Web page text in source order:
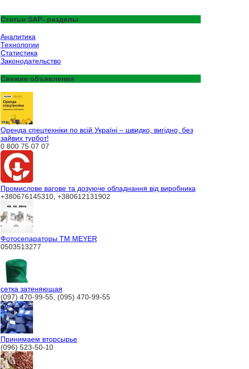
Статьи SAP- разделы
Аналитика
Технологии
Статистика
Законодательство
Свежие объявления
Оренда спецтехніки по всій Україні – швидко, вигідно, без
зайвих турбот!
0 800 75 07 07
Промислове вагове та дозуюче обладнання від виробника
+380676145310, +380612131902
Фотосепараторы ТМ MEYER
0503513277
сетка затеняющая
(097) 470-99-55, (095) 470-99-55
Принимаем вторсырье
(096) 523-50-10